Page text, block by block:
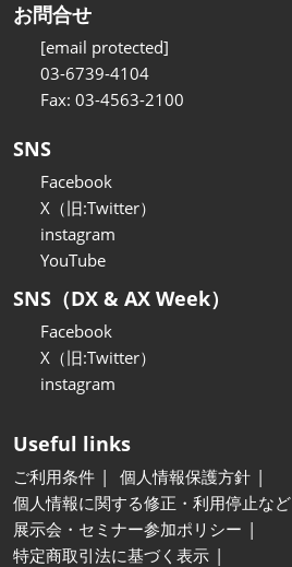
お問合せ
[email protected]
03-6739-4104
Fax: 03-4563-2100
SNS
Facebook
X（旧:Twitter）
instagram
YouTube
SNS（DX & AX Week）
Facebook
X（旧:Twitter）
instagram
Useful links
ご利用条件
個人情報保護方針
個人情報に関する修正・利用停止など
展示会・セミナー参加ポリシー
特定商取引法に基づく表示